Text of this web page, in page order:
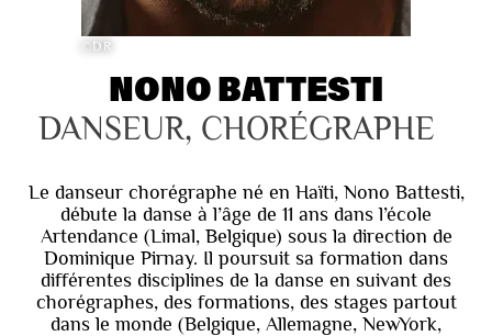
©DR
NONO BATTESTI
DANSEUR, CHORÉGRAPHE
Le danseur chorégraphe né en Haïti, Nono Battesti,
débute la danse à l’âge de 11 ans dans l’école
Artendance (Limal, Belgique) sous la direction de
Dominique Pirnay. Il poursuit sa formation dans
différentes disciplines de la danse en suivant des
chorégraphes, des formations, des stages partout
dans le monde (Belgique, Allemagne, NewYork,